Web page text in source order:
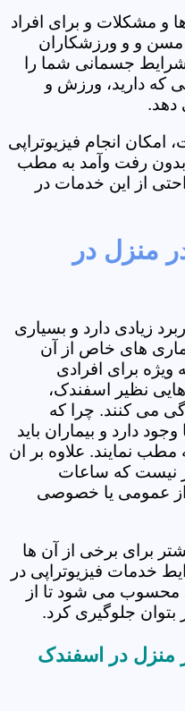
و مشکلات و برای افراد
مسن و و ورزشکاران
شرایط جسمانی شما را
که دارید، ورزش و
دهد.
امکان انجام فیزیوتراپی
رفت وآمد به مطب
از این خدمات در
منزل در
زیادی دارد و بسیاری
های خاص از آن
برای افرادی
نظیر اسفندک،
می کنند. چرا که
دارد و بیماران باید
نمایند. علاوه بر ان
نیست که ساعات
از عمومی یا خصوصی
برای برخی از آن ها
خدمات فیزیوتراپی در
محسوب می شود تا از
بتوان جلوگیری کرد.
منزل در اسفندک